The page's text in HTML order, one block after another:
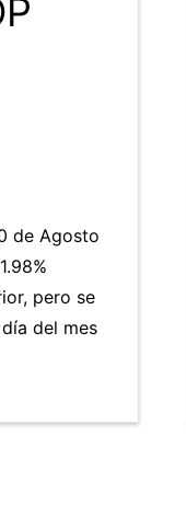
de Agosto
pero se
del mes